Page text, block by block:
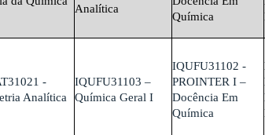
Analítica
Química
-
Analítica
IQUFU31103 –
Química Geral I
IQUFU31102 -
PROINTER I –
Docência Em
Química